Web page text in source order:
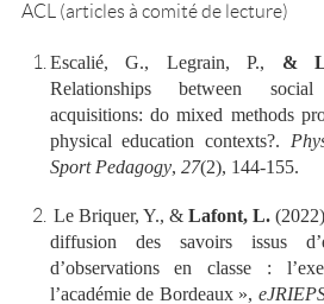
ACL (articles à comité de lecture)
Escalié, G., Legrain, P., &
Relationships between
acquisitions: do mixed methods
physical education contexts?.
Sport Pedagogy, 27(2), 144-155.
Le Briquer, Y., & Lafont, L.
diffusion des savoirs issus
d’observations en classe :
l’académie de Bordeaux »,